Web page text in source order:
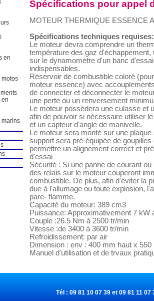
en
en
Spécifications pour appel
MOTEUR THERMIQUE ESSENCE
Spécifications techniques requises:
Le moteur devra comprendre un
température des gaz
sur le dynamomètre d'un banc
indispensables.
Réservoir de combustible coloré
moteur essence) avec
de connecter et déconnecter le
une perte ou un renversement
Le moteur possèdera une culasse et
afin de pouvoir si nécessaire utiliser
et un capteur d'angle de manivelle.
Le moteur sera monté sur une
support sera pré-équipée de
permettre un alignement correct et
d'essai
Sécurité : Si une panne de courant
des relais sur le moteur couperont
combustible. De plus, afin d'éviter la
due à l'allumage ou toute explosion,
pare- flamme.
Capacité du moteur: 389 cm3
Puissance: Approximativement 7 kW
Couple :26.5 Nm à 2500 tr/min
Vitesse :de 3400 à 3600 tr/min
Refroidissement: par air
Dimension : env : 400 mm haut x
Manuel d'utilisation et de trvaux
Tél : 09 81 10 07 39 et 09 81 11